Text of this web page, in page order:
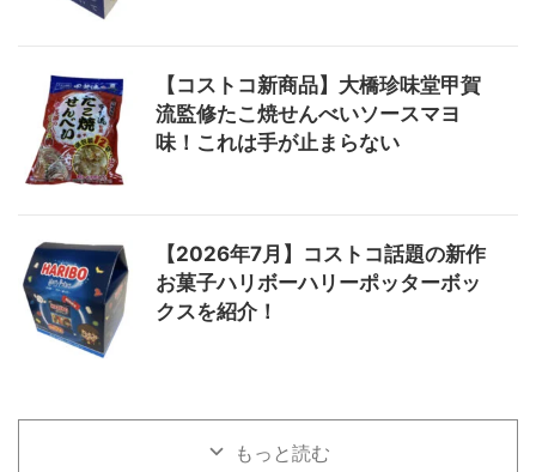
【コストコ新商品】大橋珍味堂甲賀
流監修たこ焼せんべいソースマヨ
味！これは手が止まらない
【2026年7月】コストコ話題の新作
お菓子ハリボーハリーポッターボッ
クスを紹介！
もっと読む